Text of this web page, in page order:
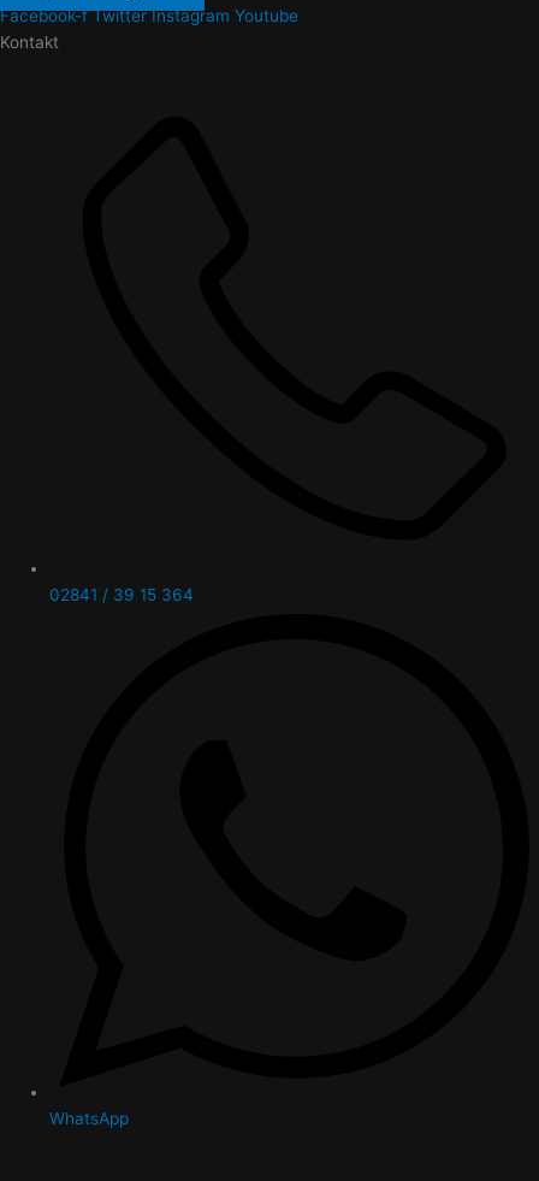
Facebook-f Twitter Instagram Youtube
Kontakt
02841 / 39 15 364
WhatsApp